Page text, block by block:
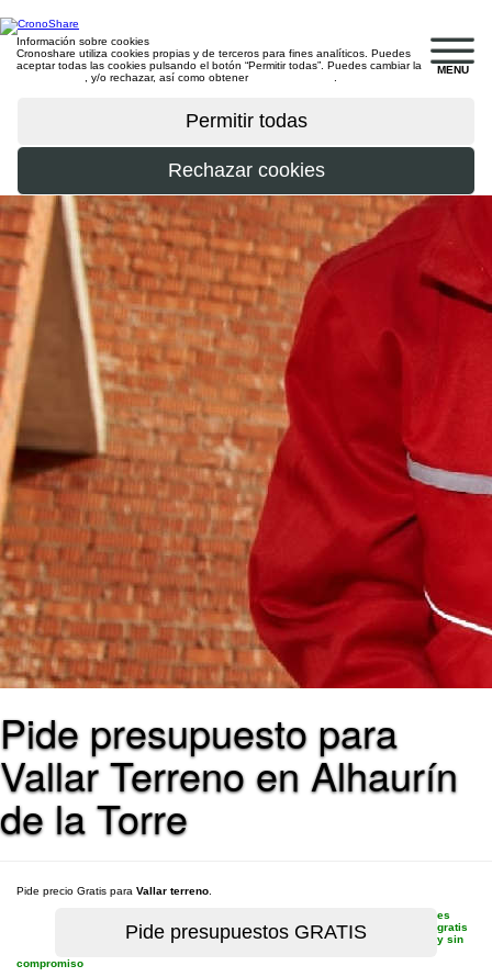
MENU
Información sobre cookies
Cronoshare utiliza cookies propias y de terceros para fines analíticos. Puedes
aceptar todas las cookies pulsando el botón “Permitir todas”. Puedes cambiar la
, y/o rechazar, así como obtener
Pide presupuesto para
Vallar Terreno en Alhaurín
de la Torre
Pide precio Gratis para Vallar terreno
es
gratis
y sin
compromiso